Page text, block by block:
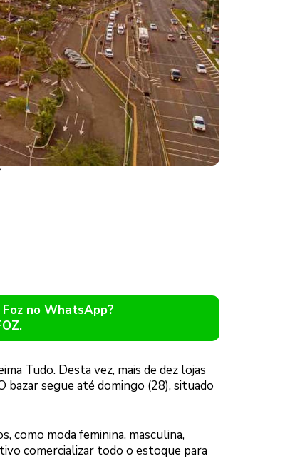
Foz no WhatsApp?
Tudo. Desta vez, mais de dez lojas
bazar segue até domingo (28), situado
como moda feminina, masculina,
comercializar todo o estoque para